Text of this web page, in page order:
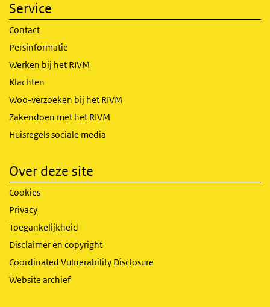
Service
Contact
Persinformatie
Werken bij het RIVM
Klachten
Woo-verzoeken bij het RIVM
Zakendoen met het RIVM
Huisregels sociale media
Over deze site
Cookies
Privacy
Toegankelijkheid
Disclaimer en copyright
Coordinated Vulnerability Disclosure
Website archief